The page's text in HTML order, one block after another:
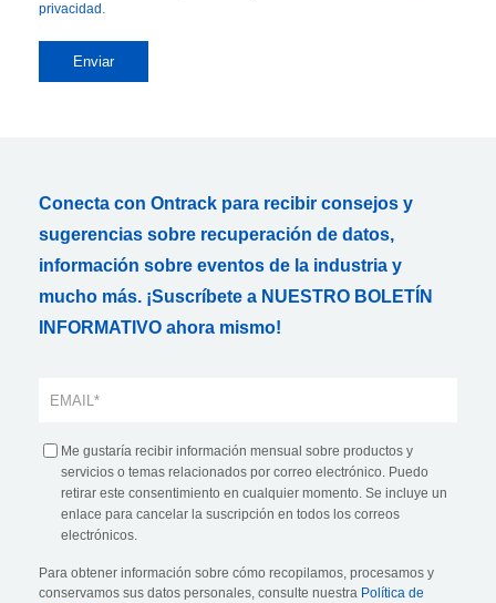
privacidad .
Conecta con Ontrack para recibir consejos y
sugerencias sobre recuperación de datos,
información sobre eventos de la industria y
mucho más. ¡Suscríbete a NUESTRO BOLETÍN
INFORMATIVO ahora mismo!
Me gustaría recibir información mensual sobre productos y
servicios o temas relacionados por correo electrónico. Puedo
retirar este consentimiento en cualquier momento. Se incluye un
enlace para cancelar la suscripción en todos los correos
electrónicos.
Para obtener información sobre cómo recopilamos, procesamos y
conservamos sus datos personales, consulte nuestra Política de